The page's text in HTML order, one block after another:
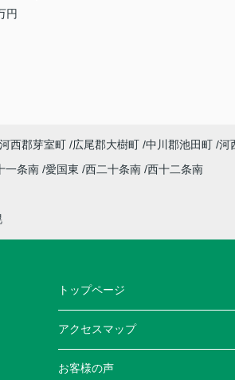
円
河西郡芽室町 広尾郡大樹町 中川郡池田町 河
一条南 愛国東 西二十条南 西十二条南
トップページ
アクセスマップ
お客様の声